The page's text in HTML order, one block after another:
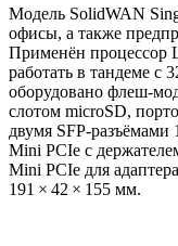
Модель SolidWAN
офисы, а также
Применён процессор
работать в тандеме с
оборудовано флеш-
слотом microSD,
двумя SFP-разъёмами
Mini PCIe с
Mini PCIe для
191 × 42 × 155 мм.